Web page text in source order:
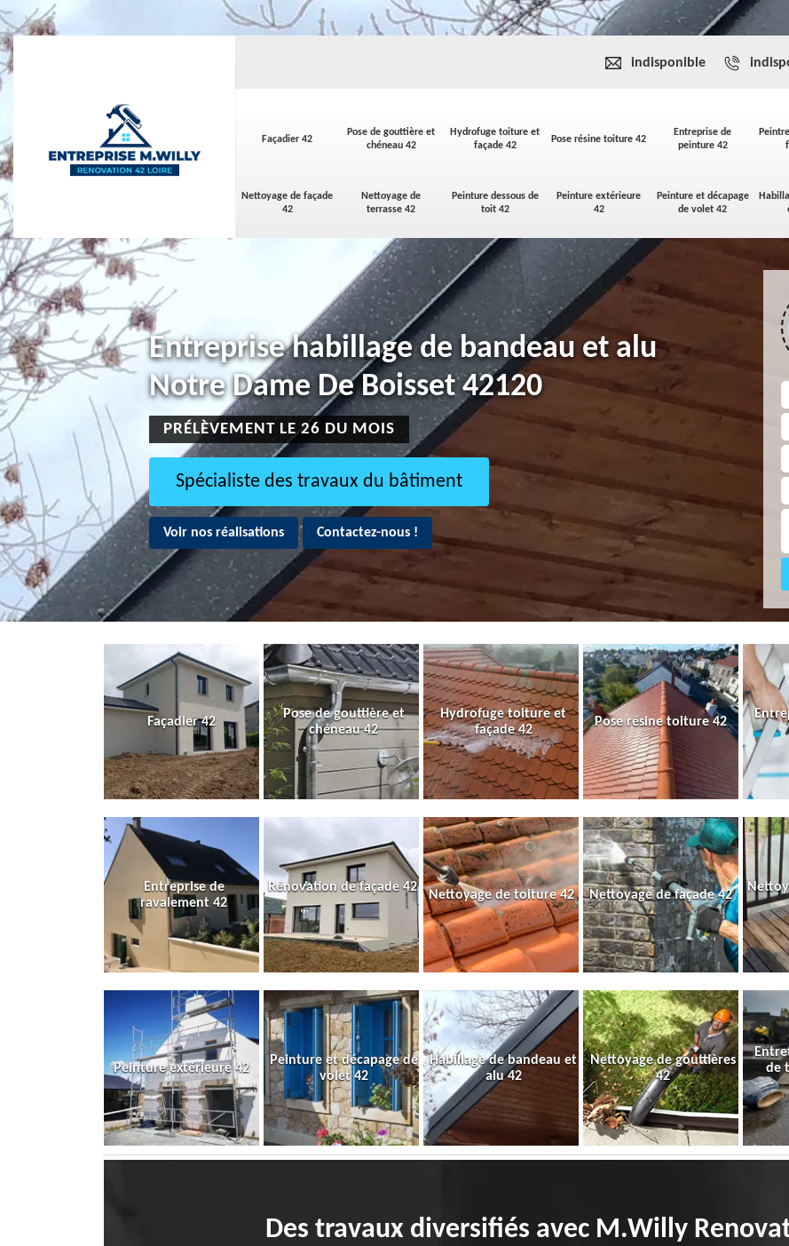
Façadier 42
Pose de gouttière et
chéneau 42
Hydrofuge toiture et
façade 42
Pose résine toiture 42
Entreprise de
peinture 42
Nettoyage de façade
42
Nettoyage de
terrasse 42
Peinture dessous de
toit 42
Peinture extérieure
42
Peinture et décapage
de volet 42
indisponible
Entreprise habillage de bandeau et alu
Notre Dame De Boisset 42120
PRÉLÈVEMENT LE 26 DU MOIS
Spécialiste des travaux du bâtiment
Voir nos réalisations Contactez-nous !
Façadier 42
Pose de gouttière et
chéneau 42
Hydrofuge toiture et
façade 42
Pose résine toiture 42
Entreprise de
ravalement 42
Rénovation de façade 42
Nettoyage de toiture 42 Nettoyage de façade 42
Peinture extérieure 42
Peinture et décapage de
volet 42
Habillage de bandeau et
alu 42
Nettoyage de gouttières
42
de
Des travaux diversifiés avec M.Willy